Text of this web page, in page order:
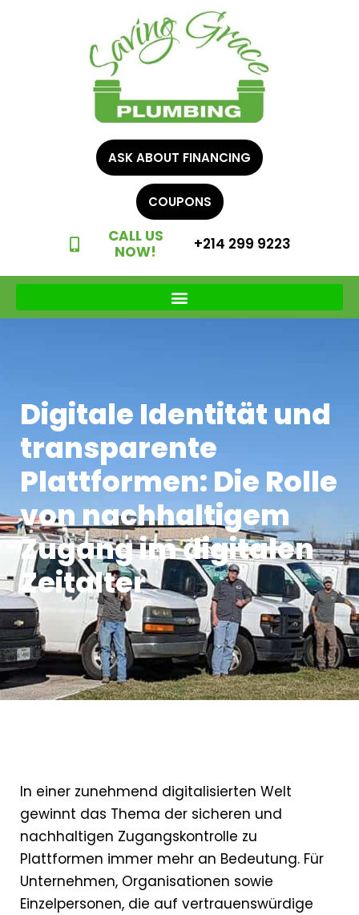
ASK ABOUT FINANCING
COUPONS
CALL US
NOW!
+214 299 9223
Digitale Identität und
transparente
Plattformen: Die Rolle
von nachhaltigem
Zugang im digitalen
Zeitalter
In einer zunehmend digitalisierten Welt
gewinnt das Thema der sicheren und
nachhaltigen Zugangskontrolle zu
Plattformen immer mehr an Bedeutung. Für
Unternehmen, Organisationen sowie
Einzelpersonen, die auf vertrauenswürdige